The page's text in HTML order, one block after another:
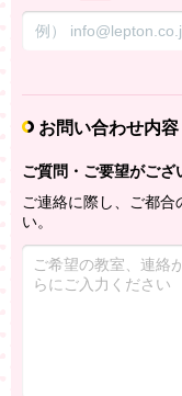
お問い合わせ内容
ご質問・ご要望がご
ご連絡に際し、ご都合
い。